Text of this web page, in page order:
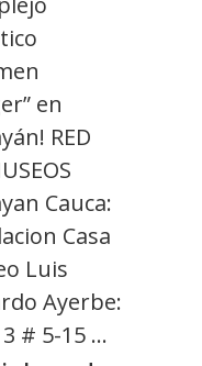
en
RED
Cauca:
Casa
Luis
Ayerbe:
3 # 5-15 …